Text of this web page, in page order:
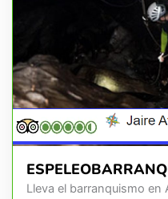
Lleva el barranquismo en